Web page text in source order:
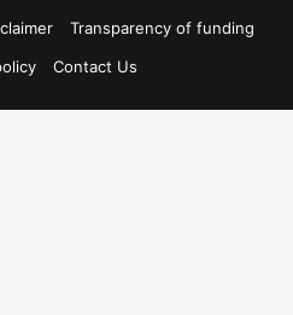
Transparency of funding
Contact Us